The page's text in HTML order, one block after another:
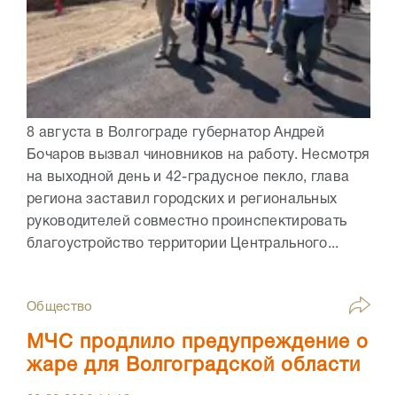
8 августа в Волгограде губернатор Андрей
Бочаров вызвал чиновников на работу. Несмотря
на выходной день и 42-градусное пекло, глава
региона заставил городских и региональных
руководителей совместно проинспектировать
благоустройство территории Центрального...
Общество
МЧС продлило предупреждение о
жаре для Волгоградской области